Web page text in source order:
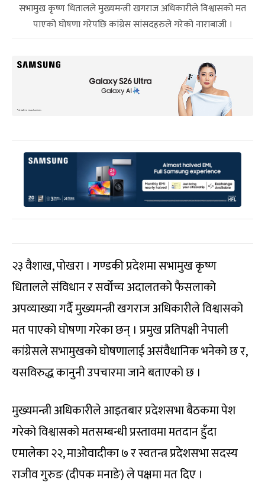
सभामुख कृष्ण धितालले मुख्यमन्त्री खगराज अधिकारीले विश्वासको मत
पाएको घोषणा गरेपछि कांग्रेस सांसदहरुले गरेको नाराबाजी ।
२३ वैशाख, पोखरा । गण्डकी प्रदेशमा सभामुख कृष्ण
धितालले संविधान र सर्वोच्च अदालतको फैसलाको
अपव्याख्या गर्दै मुख्यमन्त्री खगराज अधिकारीले विश्वासको
मत पाएको घोषणा गरेका छन् । प्रमुख प्रतिपक्षी नेपाली
कांग्रेसले सभामुखको घोषणालाई असंवैधानिक भनेको छ र,
यसविरुद्ध कानुनी उपचारमा जाने बताएको छ ।
मुख्यमन्त्री अधिकारीले आइतबार प्रदेशसभा बैठकमा पेश
गरेको विश्वासको मतसम्बन्धी प्रस्तावमा मतदान हुँदा
एमालेका २२, माओवादीका ७ र स्वतन्त्र प्रदेशसभा सदस्य
राजीव गुरुङ (दीपक मनाङे) ले पक्षमा मत दिए ।